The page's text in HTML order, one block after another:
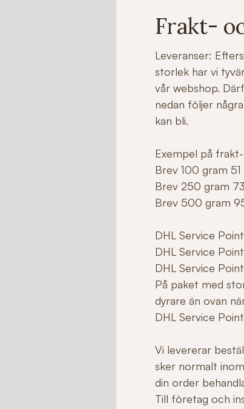
Frakt-
Leveranser:
storlek har vi
vår webshop.
nedan följer
kan bli.
Exempel på
Brev 100 gram 51
Brev 250 gram
Brev 500 gram
DHL Service
DHL Service
DHL Service
På paket med
dyrare än ovan
DHL Service
Vi levererar
sker normalt
din order
Till företag och